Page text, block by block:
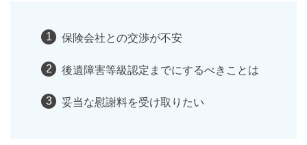
保険会社との交渉が不安
後遺障害等級認定までにするべきことは
妥当な慰謝料を受け取りたい